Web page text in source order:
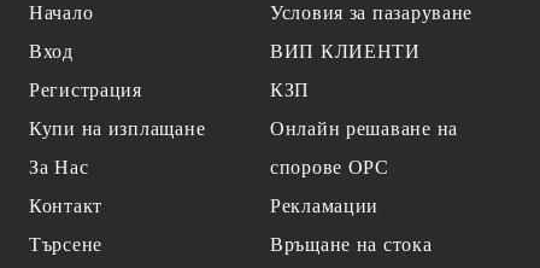
Начало
Вход
Регистрация
Купи на изплащане
За Нас
Контакт
Търсене
Условия за пазаруване
ВИП КЛИЕНТИ
КЗП
Онлайн решаване на
спорове OPC
Рекламации
Връщане на стока